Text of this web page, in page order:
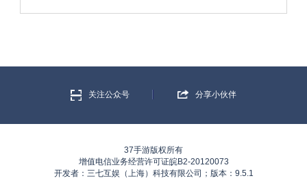
关注公众号 分享小伙伴
37手游版权所有
增值电信业务经营许可证皖B2-20120073
开发者：三七互娱（上海）科技有限公司；版本：9.5.1